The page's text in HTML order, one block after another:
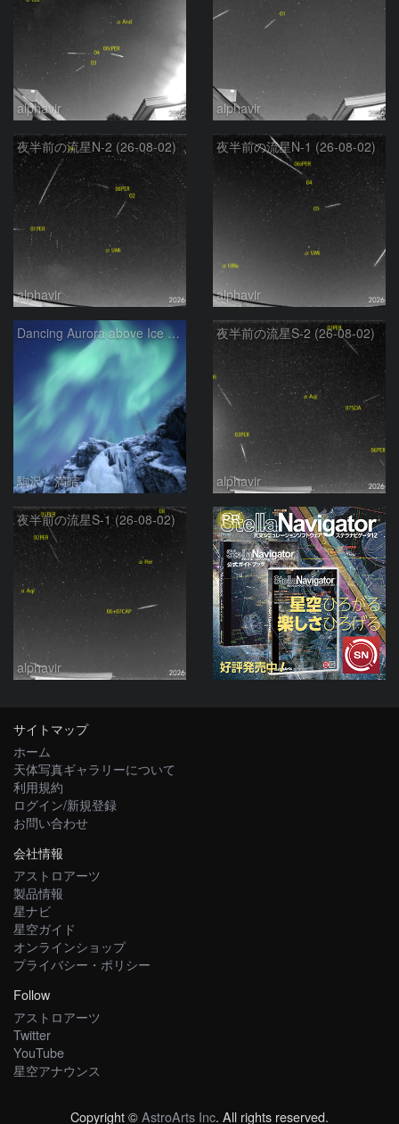
alphavir alphavir
夜半前の流星N-2 (26-08-02)
alphavir
夜半前の流星N-1 (26-08-02)
alphavir
Dancing Aurora above Ice Fall
駒沢 満晴
夜半前の流星S-2 (26-08-02)
alphavir
夜半前の流星S-1 (26-08-02)
alphavir
PR
サイトマップ
ホーム
天体写真ギャラリーについて
利用規約
ログイン/新規登録
お問い合わせ
会社情報
アストロアーツ
製品情報
星ナビ
星空ガイド
オンラインショップ
プライバシー・ポリシー
Follow
アストロアーツ
Twitter
YouTube
星空アナウンス
Copyright ©AstroArts Inc. All rights reserved.